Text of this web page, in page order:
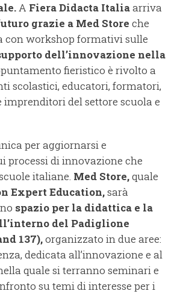
A Fiera Didacta Italiaarriva
grazie a Med Store che
con workshop formativi sulle
dell’innovazione nella
fieristico è rivolto a
scolastici, educatori, formatori,
imprenditori del settore scuola e
per aggiornarsi e
processi di innovazione che
italiane. Med Store,quale
Expert Education,sarà
spazio per la didattica e la
del Padiglione
137),organizzato in due aree:
dedicata all’innovazione e al
quale si terranno seminari e
su temi di interesse per i